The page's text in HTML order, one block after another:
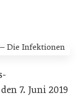
7. Juni 2019